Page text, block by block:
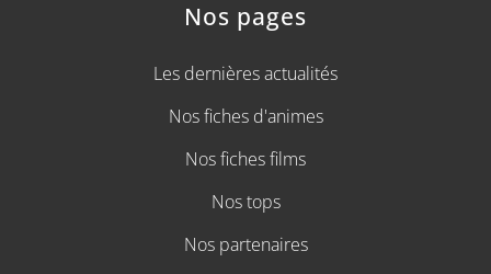
Nos pages
Les dernières actualités
Nos fiches d'animes
Nos fiches films
Nos tops
Nos partenaires